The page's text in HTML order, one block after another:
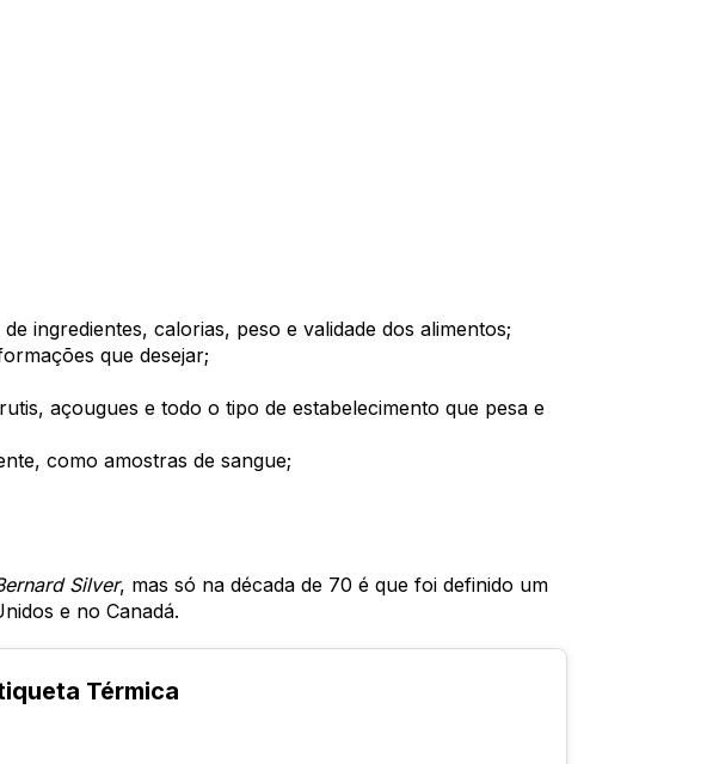
ingredientes, calorias, peso e validade dos alimentos;
que desejar;
açougues e todo o tipo de estabelecimento que pesa e
como amostras de sangue;
Silver, mas só na década de 70 é que foi definido um
e no Canadá.
Térmica